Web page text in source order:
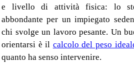
e livello di attività fisica: lo
abbondante per un impiegato
chi svolge un lavoro pesante. Un
orientarsi è il calcolo del peso
quanto ha senso intervenire.